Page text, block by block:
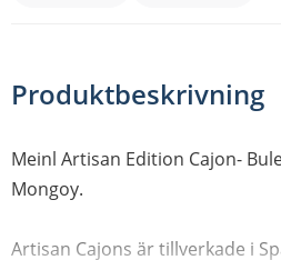
Produktbeskrivning
Meinl Artisan Edition Cajon-
Mongoy.
Artisan Cajons är tillverkade i